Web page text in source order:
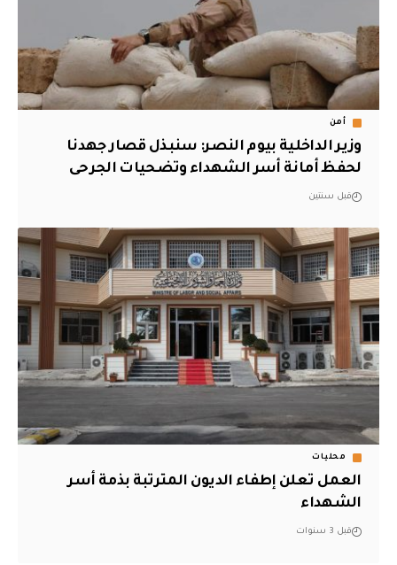
أمن
وزير الداخلية بيوم النصر: سنبذل قصار جهدنا
لحفظ أمانة أسر الشهداء وتضحيات الجرحى
قبل سنتين
محليات
العمل تعلن إطفاء الديون المترتبة بذمة أسر
الشهداء
قبل 3 سنوات